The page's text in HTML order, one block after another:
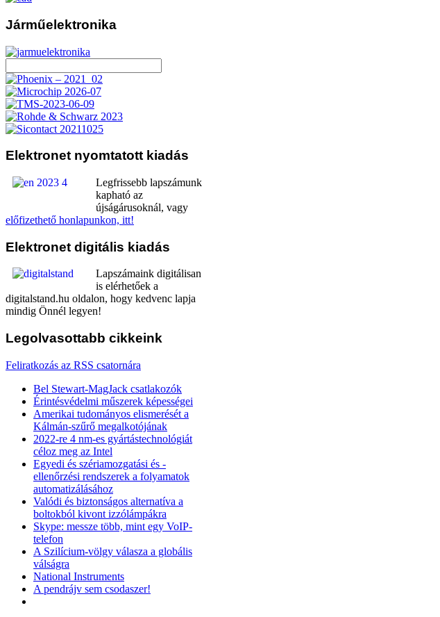
Járműelektronika
Elektronet nyomtatott kiadás
Legfrissebb lapszámunk
kapható az
újságárusoknál, vagy
előfizethető honlapunkon, itt!
Elektronet digitális kiadás
Lapszámaink digitálisan
is elérhetőek a
digitalstand.hu oldalon, hogy kedvenc lapja
mindig Önnél legyen!
Legolvasottabb cikkeink
Feliratkozás az RSS csatornára
Bel Stewart-MagJack csatlakozók
Érintésvédelmi műszerek képességei
Amerikai tudományos elismerését a
Kálmán-szűrő megalkotójának
2022-re 4 nm-es gyártástechnológiát
céloz meg az Intel
Egyedi és szériamozgatási és -
ellenőrzési rendszerek a folyamatok
automatizálásához
Valódi és biztonságos alternatíva a
boltokból kivont izzólámpákra
Skype: messze több, mint egy VoIP-
telefon
A Szilícium-völgy válasza a globális
válságra
National Instruments
A pendrájv sem csodaszer!